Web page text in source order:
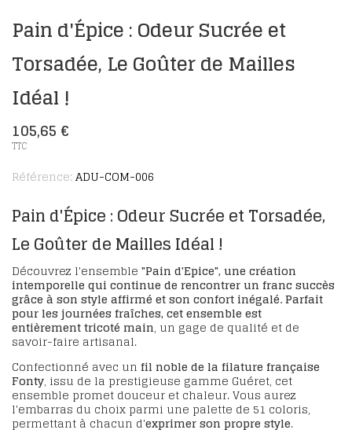
Pain d'Épice : Odeur Sucrée et
Torsadée, Le Goûter de Mailles
Idéal !
105,65 €
TTC
Référence: ADU-COM-006
Pain d'Épice : Odeur Sucrée et Torsadée,
Le Goûter de Mailles Idéal !
Découvrez l'ensemble "Pain d'Epice", une création
intemporelle qui continue de rencontrer un franc succès
grâce à son style affirmé et son confort inégalé. Parfait
pour les journées fraîches, cet ensemble est
entièrement tricoté main, un gage de qualité et de
savoir-faire artisanal.
Confectionné avec un fil noble de la filature française
Fonty, issu de la prestigieuse gamme Guéret, cet
ensemble promet douceur et chaleur. Vous aurez
l'embarras du choix parmi une palette de 51 coloris,
permettant à chacun d'exprimer son propre style.